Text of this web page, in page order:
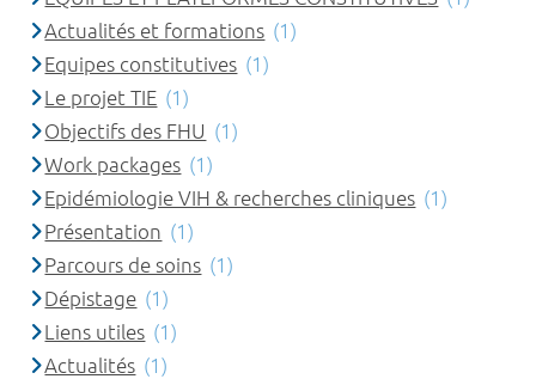
Actualités et formations (1)
Equipes constitutives (1)
Le projet TIE (1)
Objectifs des FHU (1)
Work packages (1)
Epidémiologie VIH & recherches cliniques (1)
Présentation (1)
Parcours de soins (1)
Dépistage (1)
Liens utiles (1)
Actualités (1)